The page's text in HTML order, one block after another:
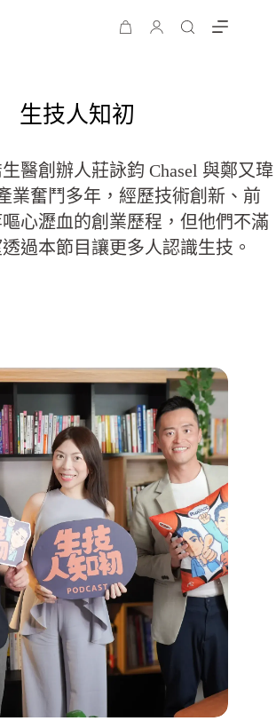
生技人知初
醫創辦人莊詠鈞 Chasel 與鄭又瑋
業奮鬥多年，經歷技術創新、前
心瀝血的創業歷程，但他們不滿
過本節目讓更多人認識生技。